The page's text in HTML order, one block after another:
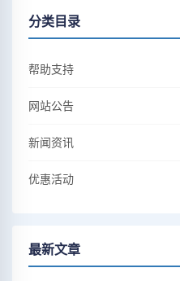
分类目录
帮助支持
网站公告
新闻资讯
优惠活动
最新文章